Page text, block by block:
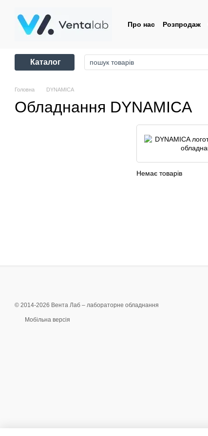
Про нас Розпродаж
Каталог
Головна DYNAMICA
Обладнання DYNAMICA
Немає товарів
© 2014-2026 Вента Лаб – лабораторне обладнання
Мобільна версія